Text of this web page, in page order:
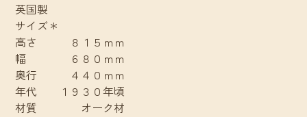
英国製
サイズ＊
高さ ８１５ｍｍ
幅 ６８０ｍｍ
奥行 ４４０ｍｍ
年代 １９３０年頃
材質 オーク材